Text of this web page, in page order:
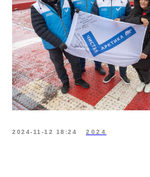
2024-11-12 18:24 2024